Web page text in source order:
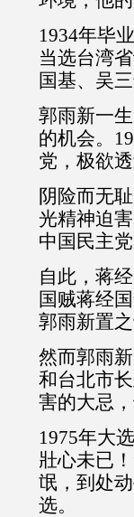
1934年毕
当选台湾
国基、吴
郭雨新一
的机会。
党，极欲
阴险而无
光精神迫
中国民主党
自此，蒋
国贼蒋经
郭雨新置之
然而郭雨
和台北市
害的大忌
1975年大
壯心未已
氓，到处
选。